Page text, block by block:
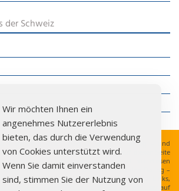
der Schweiz
sondern leiten lediglich auf eine Dating – und
Affiliate Links weiter. Die Profile auf dieser Seite
Reale Begegnungen sind mit diesen
die Profile finden sich auch nicht auf den Dating –
die wir weiterleiten, wieder. Über die Affiliate Links,
wir eine Provision, sobald sich ein User auf
Wir möchten Ihnen ein
angenehmes Nutzererlebnis
bieten, das durch die Verwendung
von Cookies unterstützt wird.
Wenn Sie damit einverstanden
sind, stimmen Sie der Nutzung von